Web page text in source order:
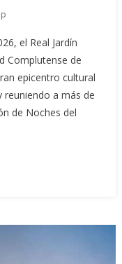
el Real Jardín
Complutense de
epicentro cultural
reuniendo a más de
de Noches del